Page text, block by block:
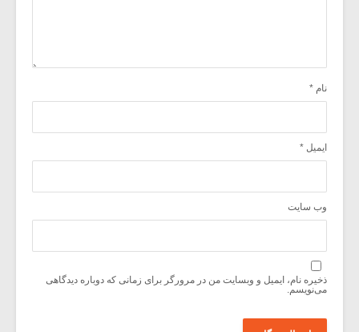
نام *
ایمیل *
وب‌ سایت
ذخیره نام، ایمیل و وبسایت من در مرورگر برای زمانی که دوباره دیدگاهی
می‌نویسم.